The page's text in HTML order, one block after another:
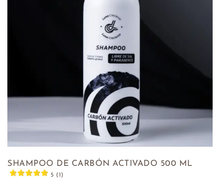
SHAMPOO DE CARBÓN ACTIVADO 500 ML
5 (1)